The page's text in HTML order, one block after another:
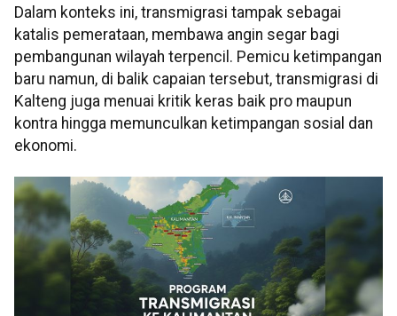
Dalam konteks ini, transmigrasi tampak sebagai
katalis pemerataan, membawa angin segar bagi
pembangunan wilayah terpencil. Pemicu ketimpangan
baru namun, di balik capaian tersebut, transmigrasi di
Kalteng juga menuai kritik keras baik pro maupun
kontra hingga memunculkan ketimpangan sosial dan
ekonomi.